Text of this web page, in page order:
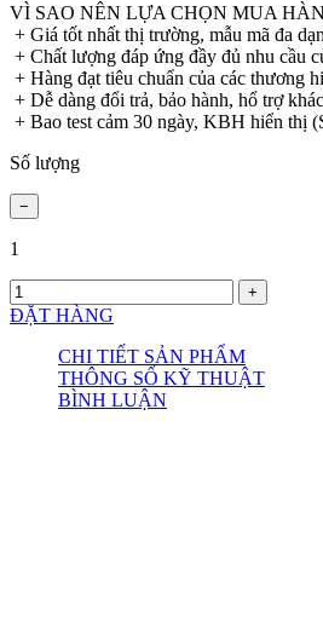
VÌ SAO NÊN LỰA CHỌN MUA
+ Giá tốt nhất thị trường, mẫu mã đa
+ Chất lượng đáp ứng đầy đủ nhu cầu
+ Hàng đạt tiêu chuẩn của các thương
+ Dễ dàng đổi trả, bảo hành, hổ trợ
+ Bao test cảm 30 ngày, KBH hiển thị
Số lượng
1
ĐẶT HÀNG
CHI TIẾT SẢN PHẨM
THÔNG SỐ KỸ THUẬT
BÌNH LUẬN